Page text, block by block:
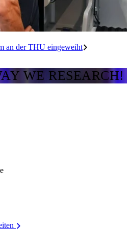
an der THU eingeweiht
WE RESEARCH!